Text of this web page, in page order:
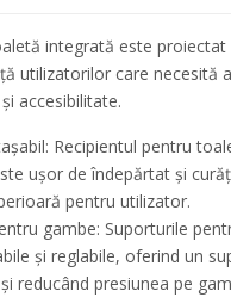
integrată este
utilizatorilor care necesită
accesibilitate.
Recipientul pentru
ușor de îndepărtat și
pentru utilizator.
gambe: Suporturile
și reglabile, oferind un
reducând presiunea pe